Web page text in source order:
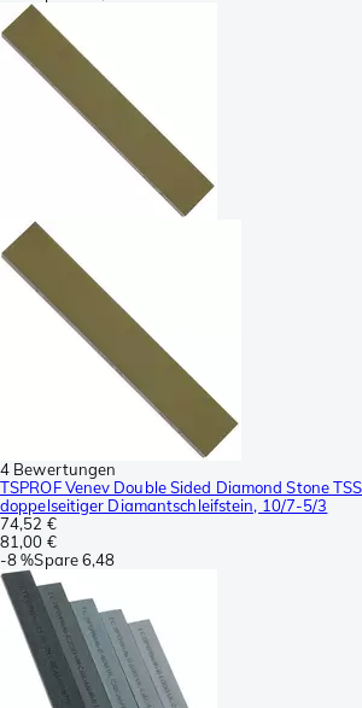
4 Bewertungen
TSPROF Venev Double Sided Diamond Stone
doppelseitiger Diamantschleifstein, 10/7-5/3
74,52 €
81,00 €
-8 %Spare6,48